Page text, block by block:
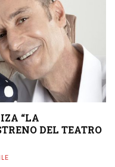
“LA
DEL TEATRO